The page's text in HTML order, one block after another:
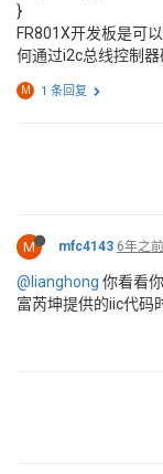
}
FR801X开发板是可
何通过i2c总线控制器
M 1 条回复
M mfc4143 6年之前
@lianghong 你看看
富芮坤提供的iic代码